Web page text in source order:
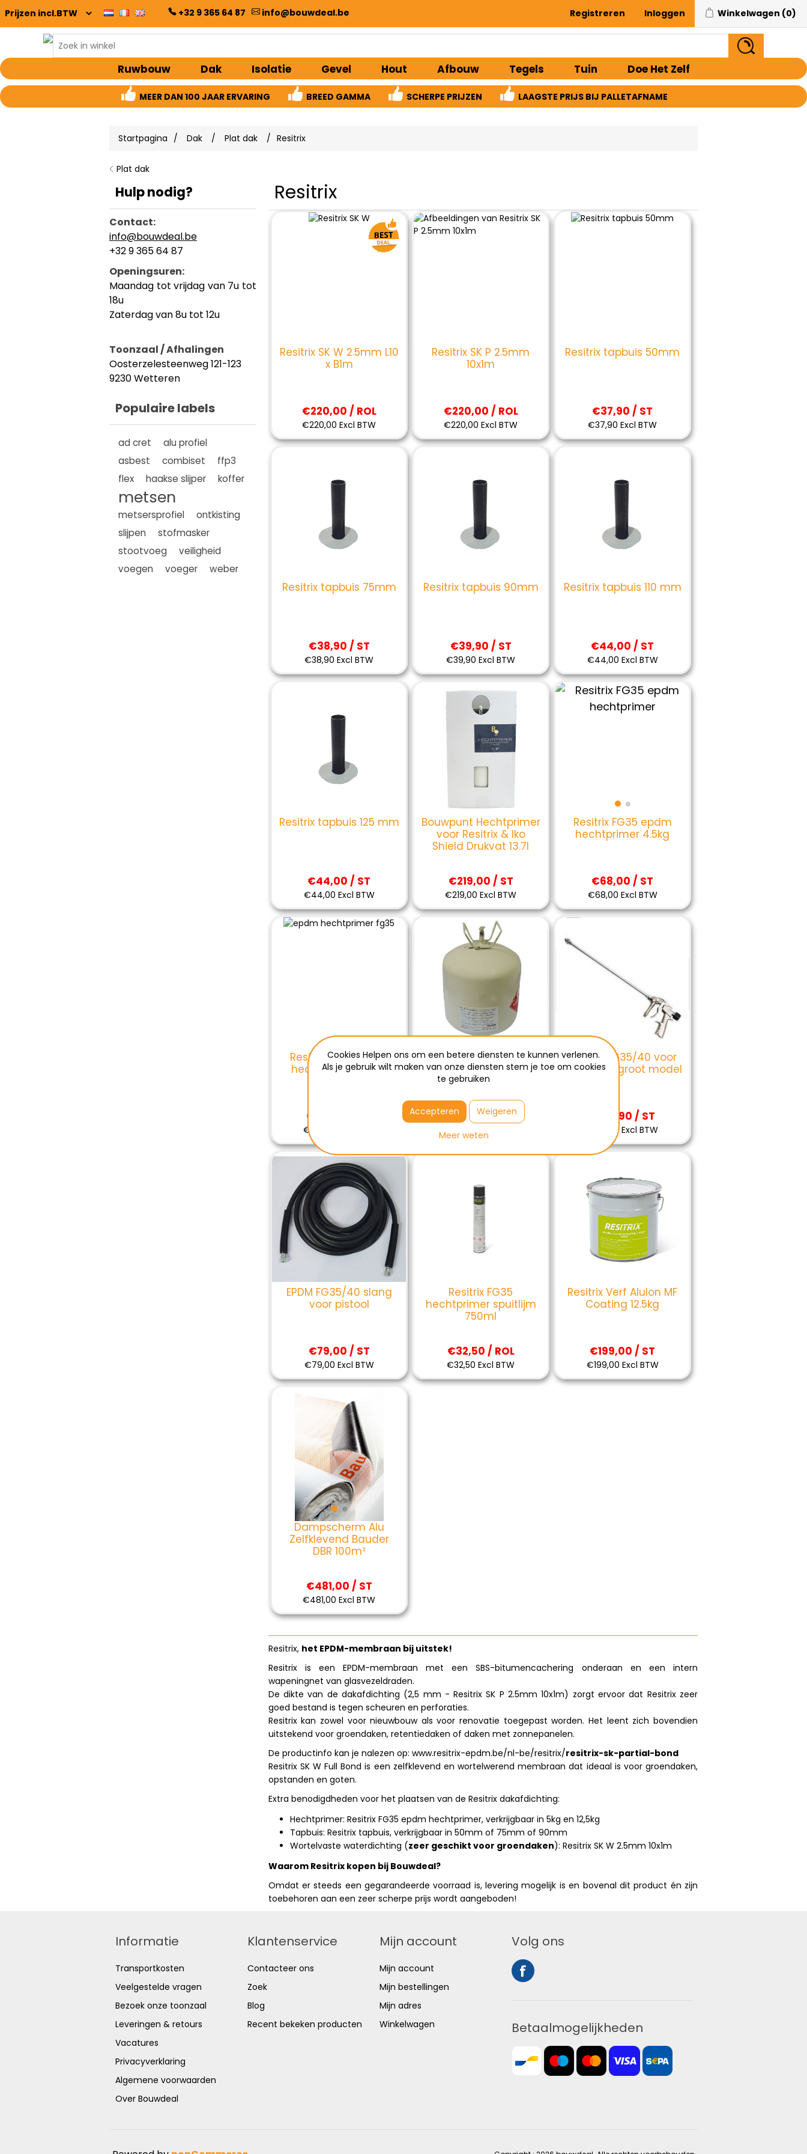
+32 9 365 64 87 info@bouwdeal.be Registreren Inloggen Winkelwagen (0)
Ruwbouw Dak Isolatie Gevel Hout Afbouw Tegels Tuin Doe Het Zelf
MEER DAN 100 JAAR ERVARING BREED GAMMA SCHERPE PRIJZEN LAAGSTE PRIJS BIJ PALLETAFNAME
Startpagina / Dak / Plat dak / Resitrix
Plat dak
Hulp nodig?
Contact:
info@bouwdeal.be
+32 9 365 64 87
Openingsuren:
Maandag tot vrijdag van 7u tot
18u
Zaterdag van 8u tot 12u
Toonzaal / Afhalingen
Oosterzelesteenweg 121-123
9230 Wetteren
Populaire labels
ad cret
alu profiel
asbest
combiset
ffp3
flex
haakse slijper koffer
metsen
metsersprofiel
ontkisting
slijpen
stofmasker
stootvoeg
veiligheid
voegen
voeger weber
Resitrix
Resitrix SK W 2.5mm L10
x B1m
€220,00 / ROL
€220,00 Excl BTW
Resitrix SK P 2.5mm
10x1m
€220,00 / ROL
€220,00 Excl BTW
Resitrix tapbuis 50mm
€37,90 / ST
€37,90 Excl BTW
Resitrix tapbuis 75mm
€38,90 / ST
€38,90 Excl BTW
Resitrix tapbuis 90mm
€39,90 / ST
€39,90 Excl BTW
Resitrix tapbuis 110 mm
€44,00 / ST
€44,00 Excl BTW
Resitrix tapbuis 125 mm
€44,00 / ST
€44,00 Excl BTW
Bouwpunt Hechtprimer
voor Resitrix & Iko
Shield Drukvat 13.7l
€219,00 / ST
€219,00 Excl BTW
Resitrix FG35 epdm
hechtprimer 4.5kg
€68,00 / ST
€68,00 Excl BTW
Resitrix FG35 epdm
hechtprimer 12.5kg
€189,00 / ST
€189,00 Excl BTW
Resitrix FG35/40
hechtprimer spraytank
14.4 kg
€416,00 / ST
€416,00 Excl BTW
Resitrix FG35/40 voor
spraytank groot model
€139,90 / ST
€139,90 Excl BTW
EPDM FG35/40 slang
voor pistool
€79,00 / ST
€79,00 Excl BTW
Resitrix FG35
hechtprimer spuitlijm
750ml
€32,50 / ROL
€32,50 Excl BTW
Resitrix Verf Alulon MF
Coating 12.5kg
€199,00 / ST
€199,00 Excl BTW
Dampscherm Alu
Zelfklevend Bauder
DBR 100m²
€481,00 / ST
€481,00 Excl BTW
Resitrix, het EPDM-membraan bij uitstek!
Resitrix is een EPDM-membraan met een SBS-bitumencachering onderaan en een intern
wapeningnet van glasvezeldraden.
De dikte van de dakafdichting (2,5 mm - Resitrix SK P 2.5mm 10x1m) zorgt ervoor dat Resitrix zeer
goed bestand is tegen scheuren en perforaties.
Resitrix kan zowel voor nieuwbouw als voor renovatie toegepast worden. Het leent zich bovendien
uitstekend voor groendaken, retentiedaken of daken met zonnepanelen.
De productinfo kan je nalezen op: www.resitrix-epdm.be/nl-be/resitrix/resitrix-sk-partial-bond
Resitrix SK W Full Bond is een zelfklevend en wortelwerend membraan dat ideaal is voor groendaken,
opstanden en goten.
Extra benodigdheden voor het plaatsen van de Resitrix dakafdichting:
Hechtprimer: Resitrix FG35 epdm hechtprimer, verkrijgbaar in 5kg en 12,5kg
Tapbuis: Resitrix tapbuis, verkrijgbaar in 50mm of 75mm of 90mm
Wortelvaste waterdichting (zeer geschikt voor groendaken): Resitrix SK W 2.5mm 10x1m
Waarom Resitrix kopen bij Bouwdeal?
Omdat er steeds een gegarandeerde voorraad is, levering mogelijk is en bovenal dit product én zijn
toebehoren aan een zeer scherpe prijs wordt aangeboden!
Informatie
Transportkosten
Veelgestelde vragen
Bezoek onze toonzaal
Leveringen & retours
Vacatures
Privacyverklaring
Algemene voorwaarden
Over Bouwdeal
Klantenservice
Contacteer ons
Zoek
Blog
Recent bekeken producten
Mijn account
Mijn account
Mijn bestellingen
Mijn adres
Winkelwagen
Volg ons
Betaalmogelijkheden
Cookies Helpen ons om een betere diensten te kunnen verlenen.
Als je gebruik wilt maken van onze diensten stem je toe om cookies
te gebruiken
Accepteren
Weigeren
Meer weten